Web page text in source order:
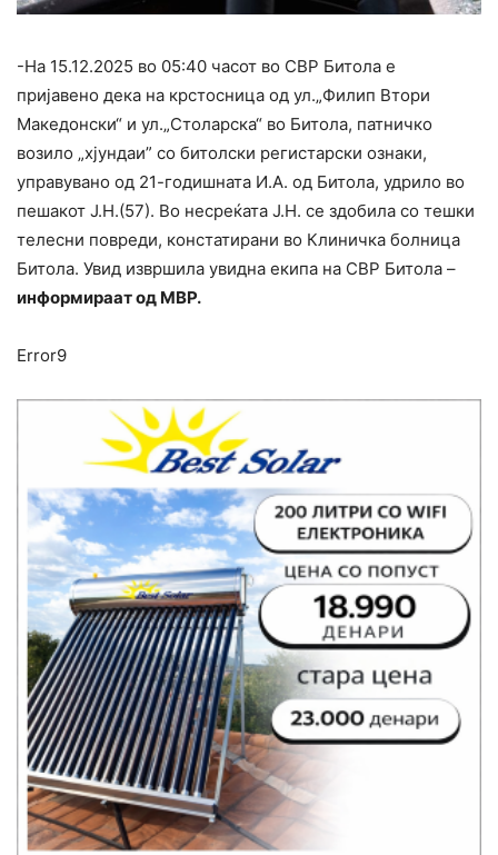
-На 15.12.2025 во 05:40 часот во СВР Битола е
пријавено дека на крстосница од ул.„Филип Втори
Македонски“ и ул.„Столарска“ во Битола, патничко
возило „хјундаи” со битолски регистарски ознаки,
управувано од 21-годишната И.А. од Битола, удрило во
пешакот Ј.Н.(57). Во несреќата Ј.Н. се здобила со тешки
телесни повреди, констатирани во Клиничка болница
Битола. Увид извршила увидна екипа на СВР Битола –
информираат од МВР.
Error9